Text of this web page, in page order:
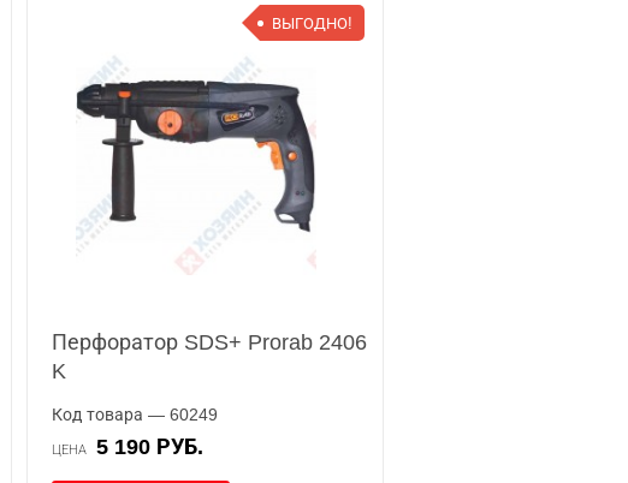
ВЫГОДНО!
Перфоратор SDS+ Prorab 2406
K
Код товара — 60249
ЦЕНА 5 190 РУБ.